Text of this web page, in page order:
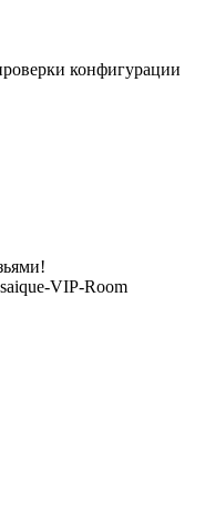
конфигурации
VIP-Room